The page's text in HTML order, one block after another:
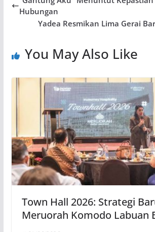
Hubungan
Yadea Resmikan Lima Gerai
You May Also Like
Town Hall 2026: Strategi
Meruorah Komodo Labuan